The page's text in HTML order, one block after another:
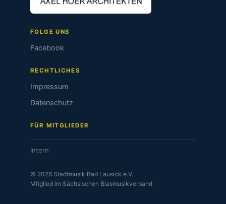
FOLGE UNS
Facebook
RECHTLICHES
Impressum
Datenschutz
FÜR MITGLIEDER
Intern
© 2026 Stadtmusik Bad Lausick e.V.
Mitglied im Sächsischen Blasmusikverband